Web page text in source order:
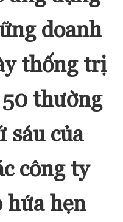
doanh
thống trị
thường
sáu của
công ty
hẹn